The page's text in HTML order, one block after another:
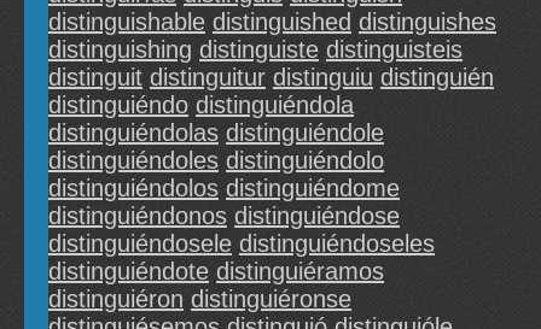
distinguishable distinguished distinguishes
distinguishing distinguiste distinguisteis
distinguit distinguitur distinguiu distinguién
distinguiéndo distinguiéndola
distinguiéndolas distinguiéndole
distinguiéndoles distinguiéndolo
distinguiéndolos distinguiéndome
distinguiéndonos distinguiéndose
distinguiéndosele distinguiéndoseles
distinguiéndote distinguiéramos
distinguiéron distinguiéronse